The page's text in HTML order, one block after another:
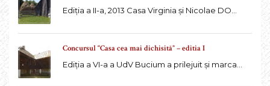
Ediția a II-a, 2013 Casa Virginia și Nicolae DO...
Concursul “Casa cea mai dichisită” – editia I
Ediția a VI-a a UdV Bucium a prilejuit și marca...